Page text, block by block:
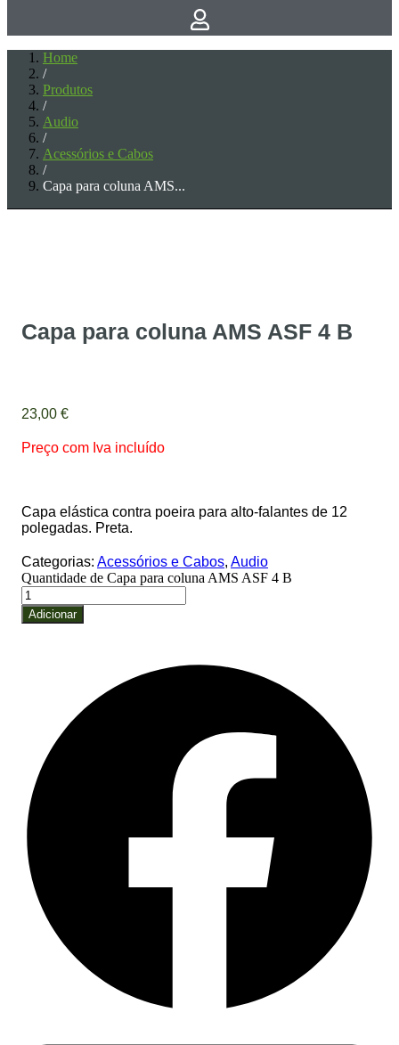
Home
/
Produtos
/
Audio
/
Acessórios e Cabos
/
Capa para coluna AMS...
Capa para coluna AMS ASF 4 B
23,00 €
Preço com Iva incluído
Capa elástica contra poeira para alto-falantes de 12
polegadas. Preta.
Categorias: Acessórios e Cabos, Audio
Quantidade de Capa para coluna AMS ASF 4 B
Adicionar